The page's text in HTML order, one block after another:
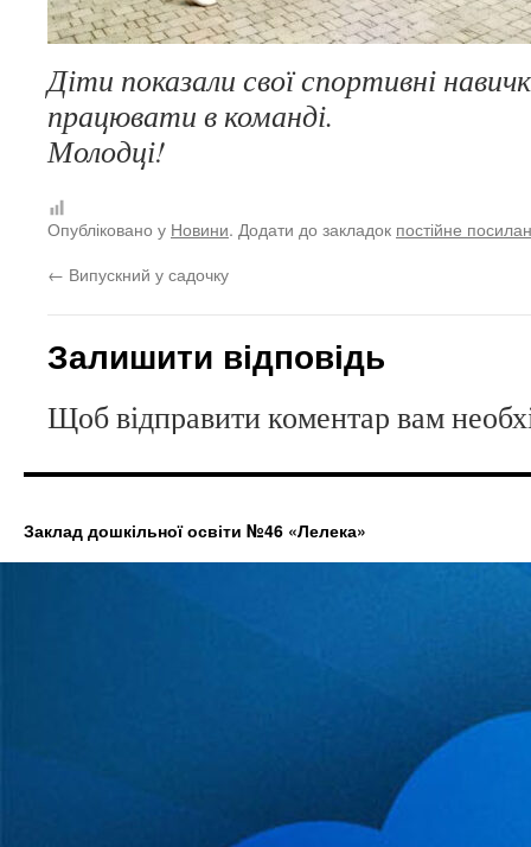
Діти показали свої спортивні
працювати в команді.
Молодці!
Опубліковано у Новини. Додати до закладок постійне
← Випускний у садочку
Залишити відповідь
Щоб відправити коментар вам
Заклад дошкільної освіти №46 «Лелека»